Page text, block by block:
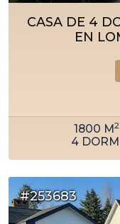
CASA DE 4
EN
1800 M2
4
#253683